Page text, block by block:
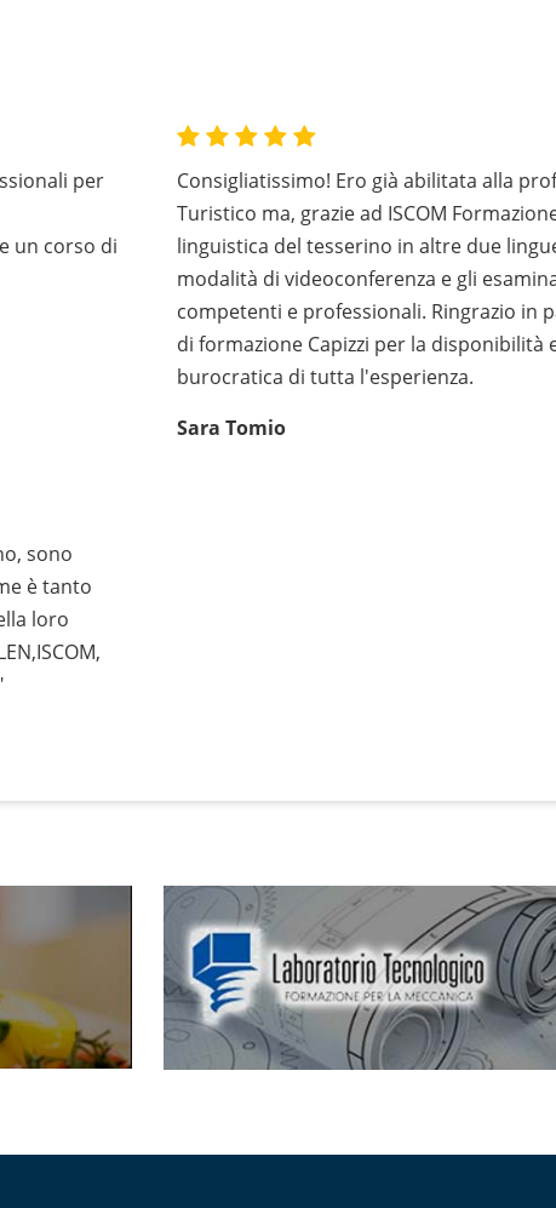
per
un corso di
Consigliatissimo! Ero già abilitata alla
Turistico ma, grazie ad ISCOM
linguistica del tesserino in altre due
modalità di videoconferenza e gli
competenti e professionali. Ringrazio in
di formazione Capizzi per la disponibilità
burocratica di tutta l'esperienza.
Sara Tomio
sono
è tanto
loro